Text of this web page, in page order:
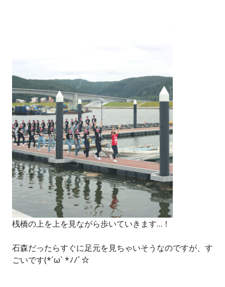
桟橋の上を上を見ながら歩いていきます…！
石森だったらすぐに足元を見ちゃいそうなのですが、す
ごいです(*´ω` *ﾉﾉﾞ☆